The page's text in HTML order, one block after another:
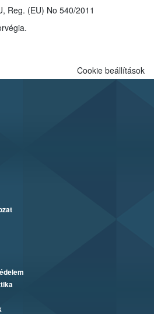
Reg. (EU) No 540/2011
Cookie beállítások